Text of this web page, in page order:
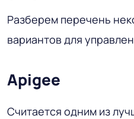
Разберем перечень
вариантов для
Apigee
Считается одним из